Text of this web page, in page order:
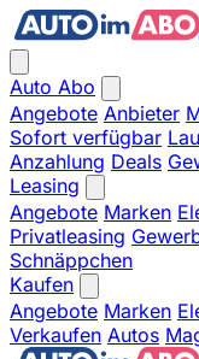
Auto Abo
Angebote Anbieter
Sofort verfügbar
Anzahlung Deals
Leasing
Angebote Marken
Privatleasing
Schnäppchen
Kaufen
Angebote Marken
Verkaufen Autos